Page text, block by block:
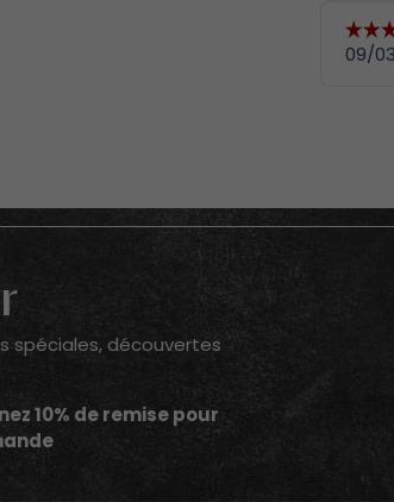
spéciales, découvertes
10% de remise pour